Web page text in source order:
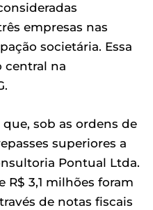
empresas nas
societária. Essa
central na
sob as ordens de
superiores a
Pontual Ltda.
R$ 3,1 milhões foram
de notas fiscais